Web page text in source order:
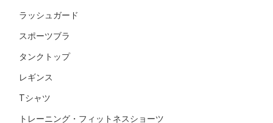
ラッシュガード
スポーツブラ
タンクトップ
レギンス
Tシャツ
トレーニング・フィットネスショーツ